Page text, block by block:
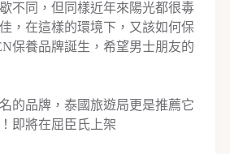
不同，但同樣近年來陽光都很毒
，在這樣的環境下，又該如何保
保養品牌誕生，希望男士朋友的
的品牌，泰國旅遊局更是推薦它
即將在屈臣氏上架